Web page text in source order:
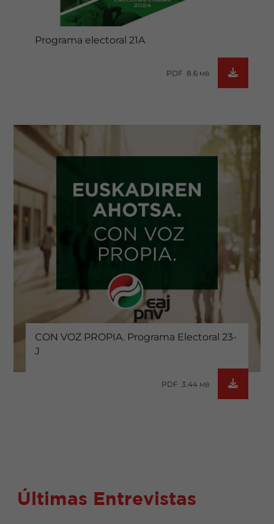
Programa electoral 21A
PDF 8.6 MB
CON VOZ PROPIA. Programa Electoral 23-
J
PDF 3.44 MB
Últimas Entrevistas